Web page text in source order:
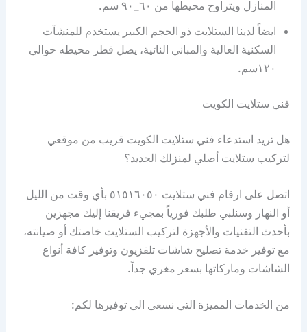
المنازل ويتراوح محيطها من ٦٠_٩٠ سم.
ايضاً لدينا الستلايت ذو الحجم الكبير يستخدم للمنشآت
السكنية العالية والمباني النائية، يصل قطر محيطه حوالي
١٢٠سم.
فني ستلايت الكويت
هل تريد استدعاء فني ستلايت الكويت قريب من موقعي
لتركيب ستلايت أصلي لمنزلك الجديد؟
اتصل على ارقام فني ستلايت ٥١٥١٦٠٥٠ بأي وقت من الليل
أو النهار وسنلبي طلبك فورياً بمجيء فريقنا إليك مجهزين
بأحدث التقنيات والأجهزة لتركيب الستلايت خاصتك أو صيانته،
مع توفير خدمة تصليح شاشات تلفزيون وتوفير كافة أنواع
الشاشات وماركاتها بسعر مغري جداً.
من الخدمات المميزة التي نسعى الى توفيرها لكم: